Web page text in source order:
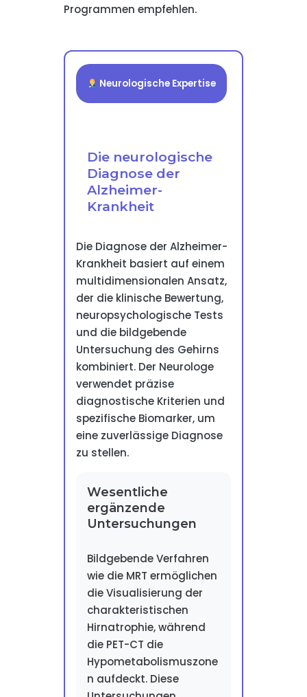
Programmen empfehlen.
Neurologische Expertise
Die neurologische
Diagnose der
Alzheimer-
Krankheit
Die Diagnose der Alzheimer-
Krankheit basiert auf einem
multidimensionalen Ansatz,
der die klinische Bewertung,
neuropsychologische Tests
und die bildgebende
Untersuchung des Gehirns
kombiniert. Der Neurologe
verwendet präzise
diagnostische Kriterien und
spezifische Biomarker, um
eine zuverlässige Diagnose
zu stellen.
Wesentliche
ergänzende
Untersuchungen
Bildgebende Verfahren
wie die MRT ermöglichen
die Visualisierung der
charakteristischen
Hirnatrophie, während
die PET-CT die
Hypometabolismuszone
n aufdeckt. Diese